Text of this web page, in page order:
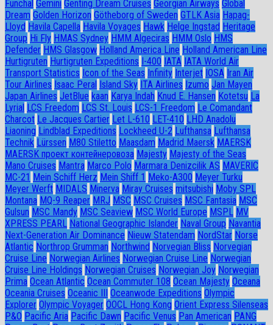
Funchal Gemini Genting Dream Cruises Georgian Airways Global
Dream Golden Horizon Götheborg of Sweden GTLK Asia Hapag-
Lloyd Havila Capella Havila Voyages Hawk Helge Ingstad Heritage
Group Hi Fly HMAS Sydney HMM Algeciras HMM Oslo HMS
Defender HMS Glasgow Holland America Line Holland American Line
Hurtigruten Hurtigruten Expeditions I-400 IATA IATA World Air
Transport Statistics Icon of the Seas Infinity Interjet IOSA Iran Air
Tour Airlines Isaac Peral Island Sky ITA Airlines Izumo Jan Mayen
Japan Airlines JetBlue kaan Karya Indah Knud E. Hansen Kotetsu La
Lyrial LCS Freedom LCS St. Louis LCS-1 Freedom Le Comandant
Charcot Le Jacques Cartier Let L-610 LET-410 LHD Anadolu
Liaoning Lindblad Expeditions Lockheed U-2 Lufthansa Lufthansa
Technik Lürssen M80 Stiletto Maasdam Madrid Maersk MAERSK
MAERSK проект контейнеровоза Majesty Majesty of the Seas
Mano Cruises Mantra Marco Polo Marmara Denizcilik AS MAVERIC
MC-21 Mein Schiff Herz Mein Shiff 1 Meko-A300 Meyer Turku
Meyer Werft MIDALS Minerva Miray Cruises mitsubishi Moby SPL
Montana MQ-9 Reaper MRJ MSC MSC Cruises MSC Fantasia MSC
Gulsun MSC Mandy MSC Seaview MSC World Europe MSPL MV
XPRESS PEARL National Geographic Islander Naval Group Navantia
Next-Generation Air Dominance Nieuw Statendam NordStar Norse
Atlantic Northrop Grumman Northwind Norvegian Bliss Norvegian
Cruise Line Norwegian Airlines Norwegian Cruise Line Norwegian
Cruise Line Holdings Norwegian Cruises Norwegian Joy Norwegian
Prima Ocean Atlantic Ocean Commuter 108 Ocean Majesty Oceana
Oceania Cruises Oceanic III Oceanwode Expeditions Olympic
Explorer Olympic Voyager OOCL Hong Kong Orient Express Silenseas
P&O Pacific Aria Pacific Dawn Pacific Venus Pan American PANG